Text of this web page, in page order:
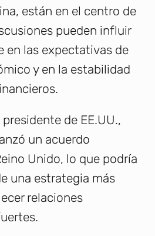
están en el centro de
pueden influir
las expectativas de
y en la estabilidad
de EE.UU.,
un acuerdo
Unido, lo que podría
una estrategia más
relaciones